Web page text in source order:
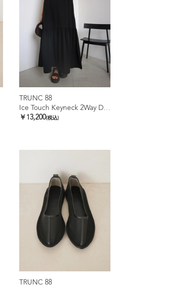
TRUNC 88
Ice Touch Keyneck 2Way Dress
￥13,200(税込)
TRUNC 88